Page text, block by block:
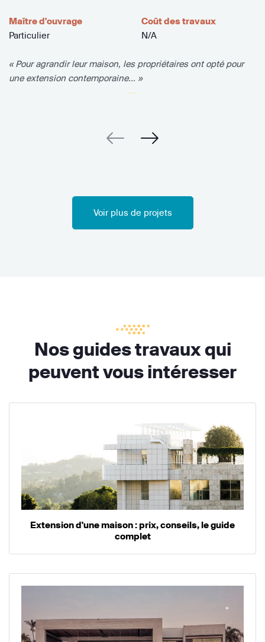
Maître d'ouvrage
Particulier
Coût des travaux
N/A
« Pour agrandir leur maison, les propriétaires ont opté pour
une extension contemporaine... »
Voir plus de projets
Nos guides travaux qui
peuvent vous intéresser
Extension d'une maison : prix, conseils, le guide
complet